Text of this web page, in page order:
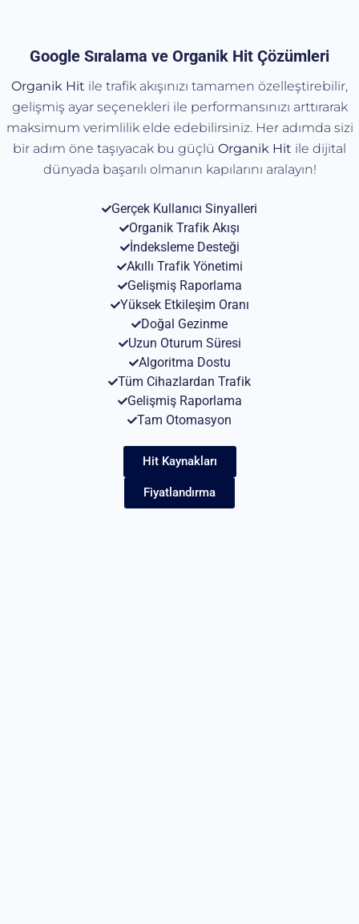
Google Sıralama ve Organik Hit Çözümleri
Organik Hit ile trafik akışınızı tamamen özelleştirebilir,
gelişmiş ayar seçenekleri ile performansınızı arttırarak
maksimum verimlilik elde edebilirsiniz. Her adımda sizi
bir adım öne taşıyacak bu güçlü Organik Hit ile dijital
dünyada başarılı olmanın kapılarını aralayın!
Gerçek Kullanıcı Sinyalleri
Organik Trafik Akışı
İndeksleme Desteği
Akıllı Trafik Yönetimi
Gelişmiş Raporlama
Yüksek Etkileşim Oranı
Doğal Gezinme
Uzun Oturum Süresi
Algoritma Dostu
Tüm Cihazlardan Trafik
Gelişmiş Raporlama
Tam Otomasyon
Hit Kaynakları
Fiyatlandırma